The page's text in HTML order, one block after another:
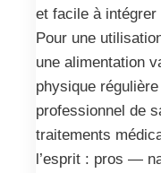
et facile à intégrer
Pour une
une alimentation
physique
professionnel de
traitements
l’esprit : pros —